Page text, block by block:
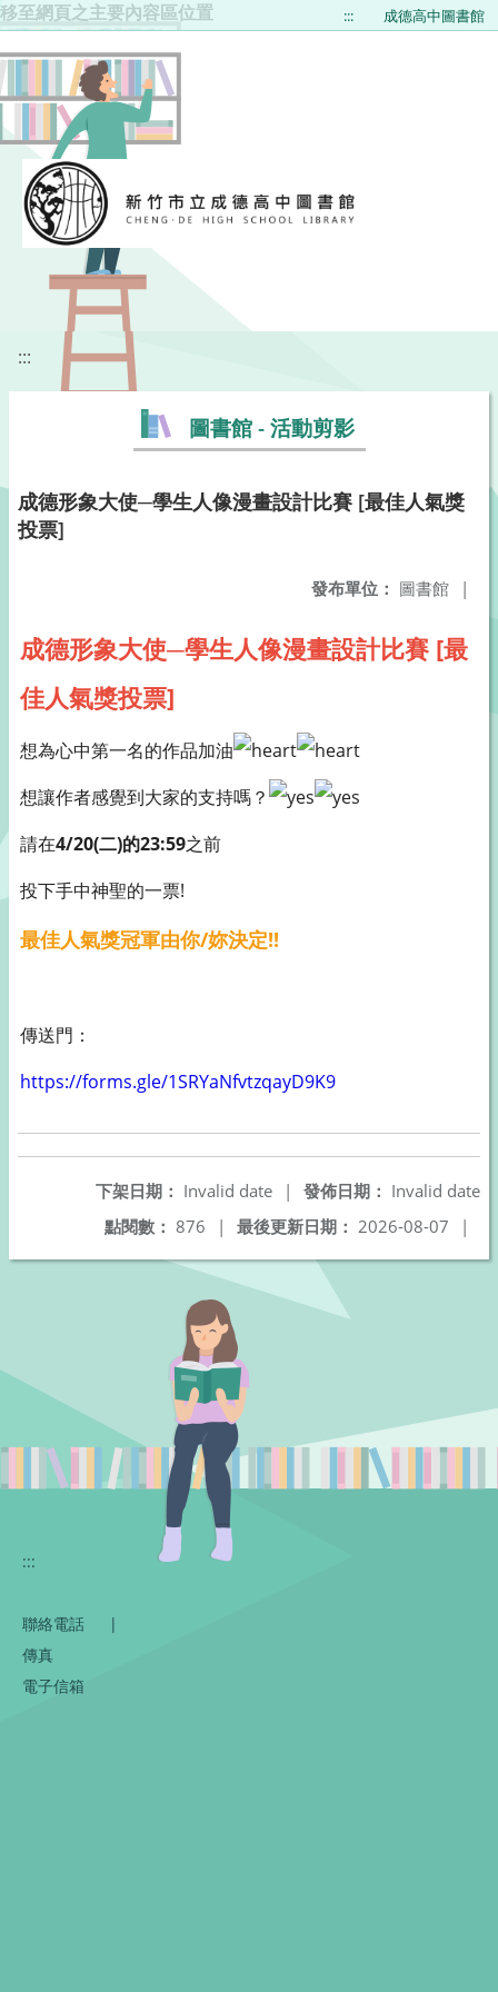
移至網頁之主要內容區位置 ::: 成德高中圖書館
:::
圖書館 - 活動剪影
成德形象大使─學生人像漫畫設計比賽 [最佳人氣獎
投票]
發布單位： 圖書館 |
成德形象大使─學生人像漫畫設計比賽 [最
佳人氣獎投票]
想為心中第一名的作品加油
想讓作者感覺到大家的支持嗎？
請在4/20(二)的23:59之前
投下手中神聖的一票!
最佳人氣獎冠軍由你/妳決定!!
傳送門：
https://forms.gle/1SRYaNfvtzqayD9K9
發佈日期： Invalid date
下架日期： Invalid date
|
最後更新日期： 2026-08-07 |
點閱數： 876 |
:::
聯絡電話
|
傳真
電子信箱